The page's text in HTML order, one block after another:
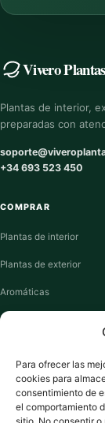
Para ofrecer las
cookies para
consentimiento de
el comportamiento
Vivero Plantas
Plantas de interior,
preparadas con
+34 693 523 450
COMPRAR
Plantas de interior
Plantas de exterior
Aromáticas
Suculentas
VIVERO PLANTAS
Sobre nosotros